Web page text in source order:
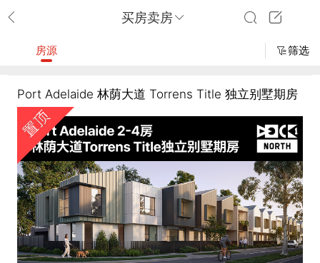
买房卖房
房源 筛选
Port Adelaide 林荫大道 Torrens Title 独立别墅期房